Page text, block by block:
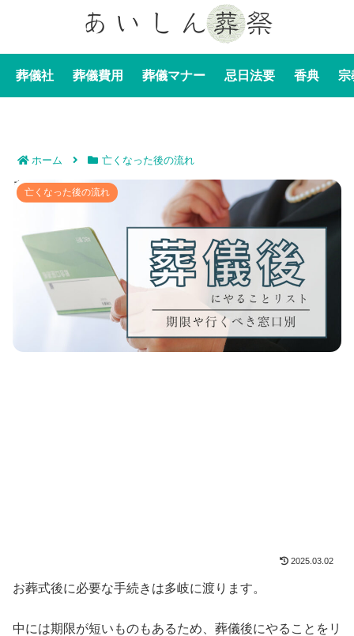
葬儀社 葬儀費用 葬儀マナー 忌日法要 香典 宗
ホーム 亡くなった後の流れ
葬儀後にやることリストや手続き一覧表｜期限や行くべ
き窓口別に解説
亡くなった後の流れ
2025.03.02
お葬式後に必要な手続きは多岐に渡ります。
中には期限が短いものもあるため、葬儀後にやることをリ